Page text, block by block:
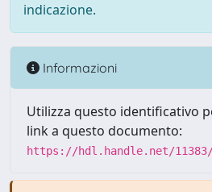
indicazione.
Informazioni
Utilizza questo identificativo
link a questo documento:
https://hdl.handle.net/11383/